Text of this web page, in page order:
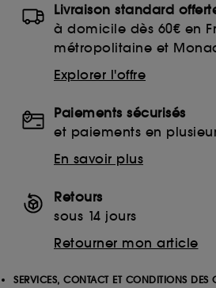
Livraison standard
à domicile dès 60€ en
métropolitaine et
Explorer l'offre
Paiements sécurisés
et paiements en
En savoir plus
Retours
sous 14 jours
Retourner mon article
SERVICES, CONTACT ET CONDITIONS DES